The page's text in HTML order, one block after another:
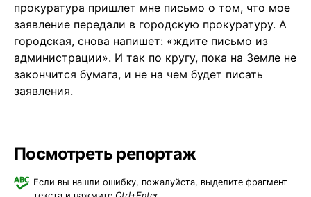
прокуратура пришлет мне письмо о том, что мое
заявление передали в городскую прокуратуру. А
городская, снова напишет: «ждите письмо из
администрации». И так по кругу, пока на Земле не
закончится бумага, и не на чем будет писать
заявления.
Посмотреть репортаж
Если вы нашли ошибку, пожалуйста, выделите фрагмент